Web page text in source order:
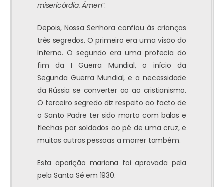
misericórdia. Ámen”.
Depois, Nossa Senhora confiou às crianças
três segredos. O primeiro era uma visão do
Inferno. O segundo era uma profecia do
fim da I Guerra Mundial, o início da
Segunda Guerra Mundial, e a necessidade
da Rússia se converter ao ao cristianismo.
O terceiro segredo diz respeito ao facto de
o Santo Padre ter sido morto com balas e
flechas por soldados ao pé de uma cruz, e
muitas outras pessoas a morrer também.
Esta aparição mariana foi aprovada pela
pela Santa Sé em 1930.